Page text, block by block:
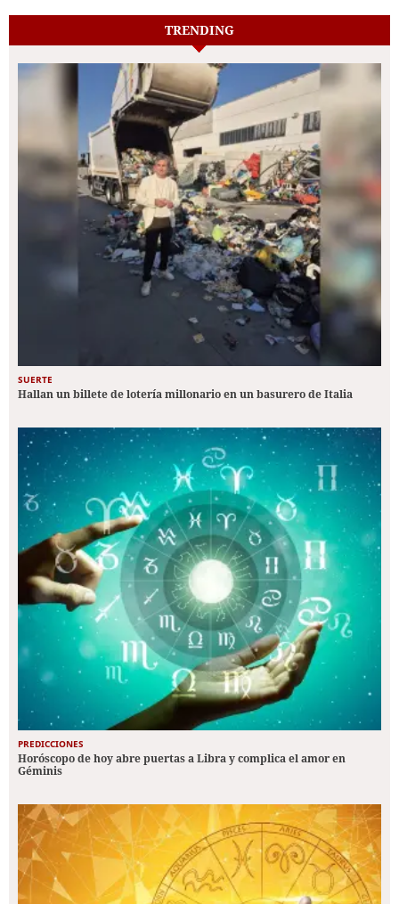
TRENDING
SUERTE
Hallan un billete de lotería millonario en un basurero de Italia
PREDICCIONES
Horóscopo de hoy abre puertas a Libra y complica el amor en
Géminis